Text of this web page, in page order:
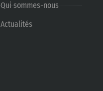
Qui sommes-nous
Actualités